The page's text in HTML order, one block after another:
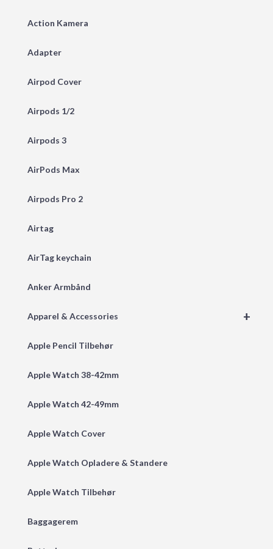
Action Kamera
Adapter
Airpod Cover
Airpods 1/2
Airpods 3
AirPods Max
Airpods Pro 2
Airtag
AirTag keychain
Anker Armbånd
+
Apparel & Accessories
Apple Pencil Tilbehør
Apple Watch 38-42mm
Apple Watch 42-49mm
Apple Watch Cover
Apple Watch Opladere & Standere
Apple Watch Tilbehør
Baggagerem